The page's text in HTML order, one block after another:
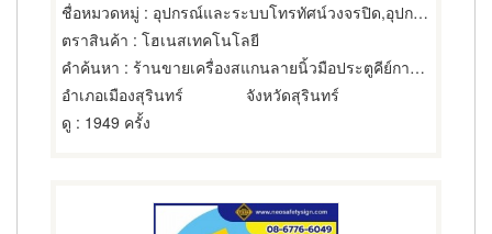
ชื่อหมวดหมู่ : อุปกรณ์และระบบโทรทัศน์วงจรปิด,อุปกรณ์เสริมสร้างความปลอดภัย,อุปกรณ์และระบบรักษาความปลอดภัย
ตราสินค้า : โฮเนสเทคโนโลยี
คำค้นหา : ร้านขายเครื่องสแกนลายนิ้วมือประตูคีย์การ์ด สุรินทร์
อำเภอเมืองสุรินทร์
จังหวัดสุรินทร์
ดู : 1949 ครั้ง